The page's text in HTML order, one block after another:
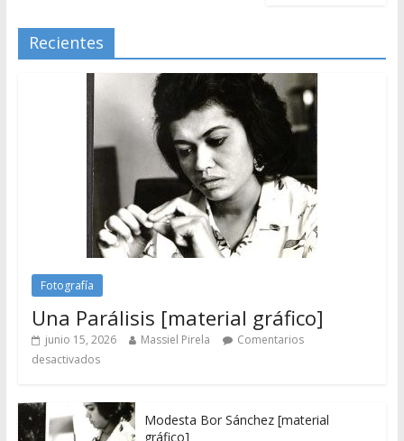
Recientes
Fotografía
Una Parálisis [material gráfico]
junio 15, 2026 Massiel Pirela
Comentarios
desactivados
Modesta Bor Sánchez [material
gráfico]